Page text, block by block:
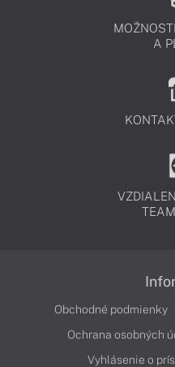
A
Obchodné podmienky
Ochrana osobných
Vyhlásenie o